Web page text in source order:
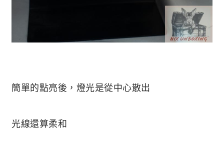
簡單的點亮後，燈光是從中心散出
光線還算柔和